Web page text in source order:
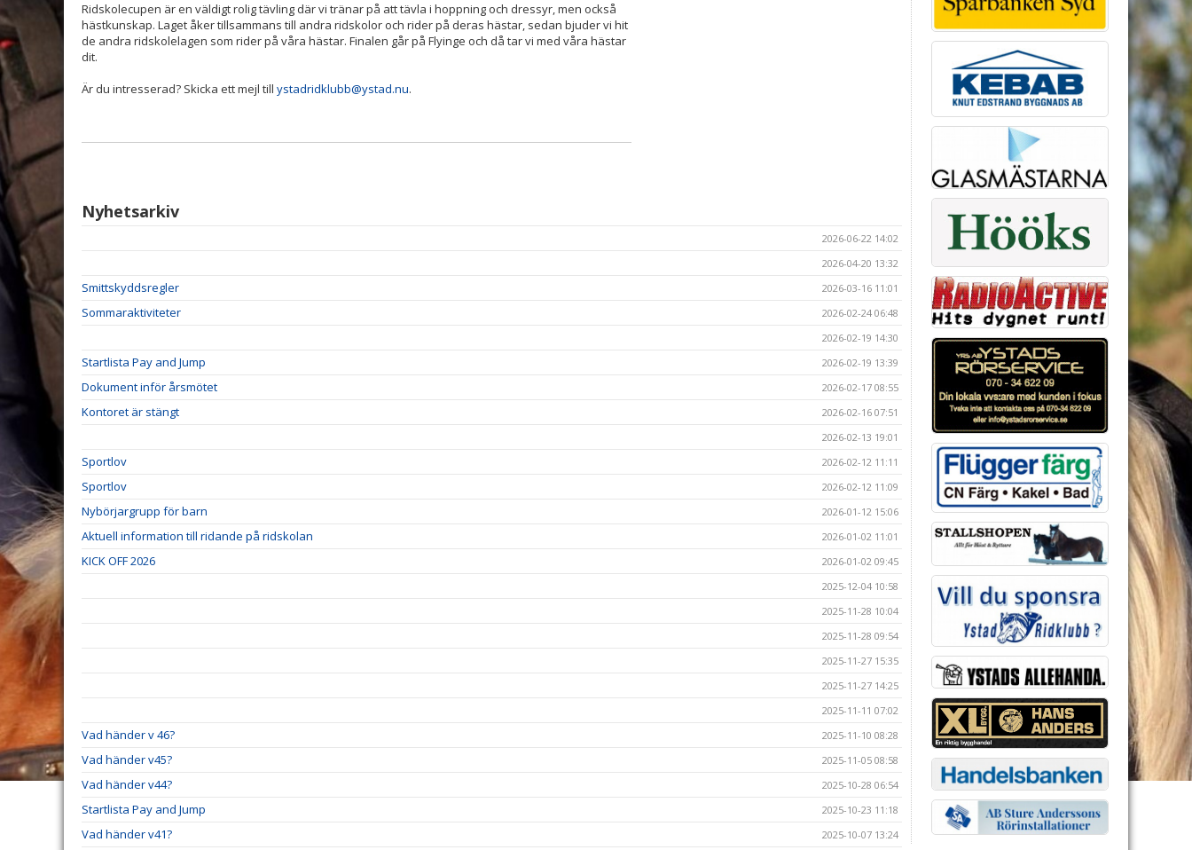
Ridskolecupen är en väldigt rolig tävling där vi tränar på att tävla i hoppning och dressyr, men också
hästkunskap. Laget åker tillsammans till andra ridskolor och rider på deras hästar, sedan bjuder vi hit
de andra ridskolelagen som rider på våra hästar. Finalen går på Flyinge och då tar vi med våra hästar
dit.
Är du intresserad? Skicka ett mejl till ystadridklubb@ystad.nu.
Nyhetsarkiv
2026-06-22 14:02
2026-04-20 13:32
Smittskyddsregler 2026-03-16 11:01
Sommaraktiviteter
2026-02-24 06:48
2026-02-19 14:30
Startlista Pay and Jump 2026-02-19 13:39
Dokument inför årsmötet 2026-02-17 08:55
Kontoret är stängt
2026-02-16 07:51
2026-02-13 19:01
Sportlov 2026-02-12 11:11
Sportlov 2026-02-12 11:09
Nybörjargrupp för barn 2026-01-12 15:06
Aktuell information till ridande på ridskolan 2026-01-02 11:01
KICK OFF 2026
2026-01-02 09:45
2025-12-04 10:58
2025-11-28 10:04
2025-11-28 09:54
2025-11-27 15:35
2025-11-27 14:25
2025-11-11 07:02
Vad händer v 46? 2025-11-10 08:28
Vad händer v45? 2025-11-05 08:58
Vad händer v44? 2025-10-28 06:54
Startlista Pay and Jump 2025-10-23 11:18
Vad händer v41? 2025-10-07 13:24